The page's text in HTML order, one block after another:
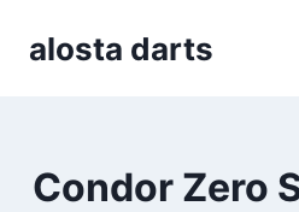
alosta darts
Condor Zero